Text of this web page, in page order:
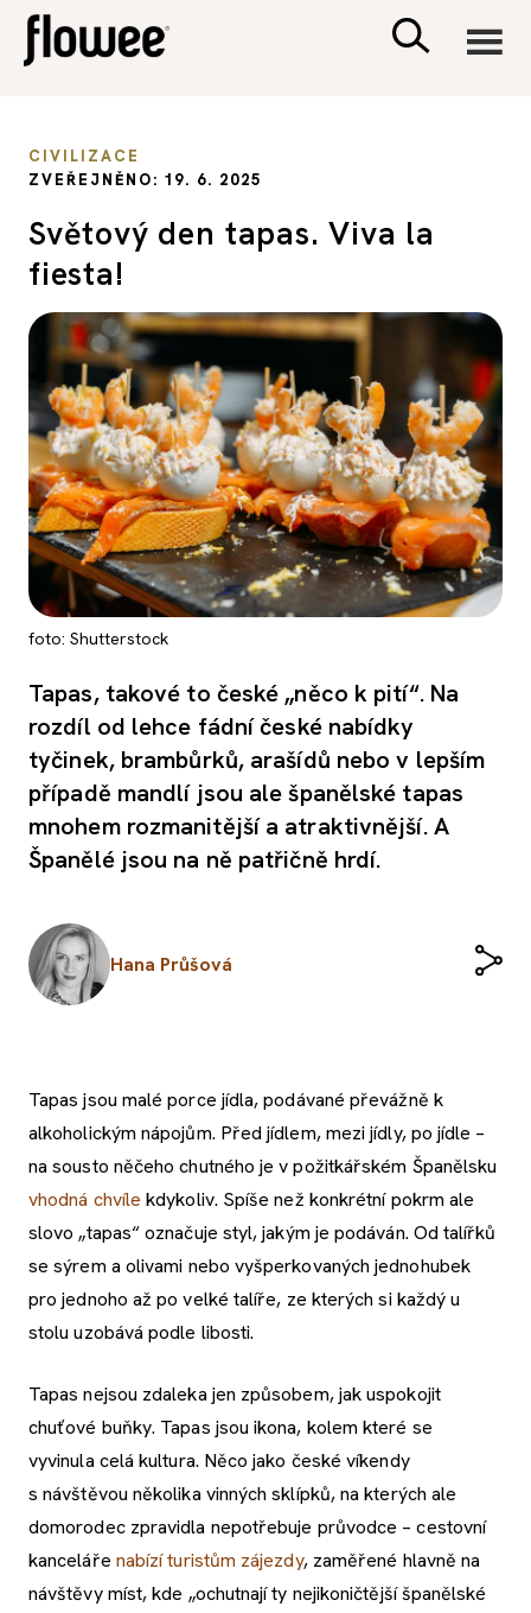
RODINA A DĚTI
SEX A VZTAHY
PORADNA
CIVILIZACE
ZVEŘEJNĚNO: 19. 6. 2025
Světový den tapas. Viva la
fiesta!
foto: Shutterstock
Tapas, takové to české „něco k pití“. Na
rozdíl od lehce fádní české nabídky
tyčinek, brambůrků, arašídů nebo v lepším
případě mandlí jsou ale španělské tapas
mnohem rozmanitější a atraktivnější. A
Španělé jsou na ně patřičně hrdí.
Hana Průšová
Tapas jsou malé porce jídla, podávané převážně k
alkoholickým nápojům. Před jídlem, mezi jídly, po jídle –
na sousto něčeho chutného je v požitkářském Španělsku
vhodná chvíle kdykoliv. Spíše než konkrétní pokrm ale
slovo „tapas“ označuje styl, jakým je podáván. Od talířků
se sýrem a olivami nebo vyšperkovaných jednohubek
pro jednoho až po velké talíře, ze kterých si každý u
stolu uzobává podle libosti.
Tapas nejsou zdaleka jen způsobem, jak uspokojit
chuťové buňky. Tapas jsou ikona, kolem které se
vyvinula celá kultura. Něco jako české víkendy
s návštěvou několika vinných sklípků, na kterých ale
domorodec zpravidla nepotřebuje průvodce – cestovní
kanceláře nabízí turistům zájezdy, zaměřené hlavně na
návštěvy míst, kde „ochutnají ty nejikoničtější španělské